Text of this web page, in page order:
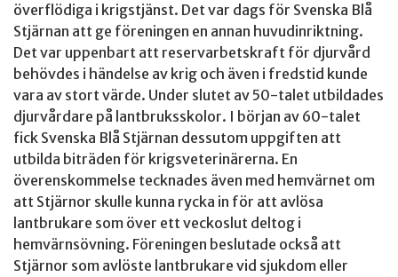
överflödiga i krigstjänst. Det var dags för Svenska Blå
Stjärnan att ge föreningen en annan huvudinriktning.
Det var uppenbart att reservarbetskraft för djurvård
behövdes i händelse av krig och även i fredstid kunde
vara av stort värde. Under slutet av 50-talet utbildades
djurvårdare på lantbruksskolor. I början av 60-talet
fick Svenska Blå Stjärnan dessutom uppgiften att
utbilda biträden för krigsveterinärerna. En
överenskommelse tecknades även med hemvärnet om
att Stjärnor skulle kunna rycka in för att avlösa
lantbrukare som över ett veckoslut deltog i
hemvärnsövning. Föreningen beslutade också att
Stjärnor som avlöste lantbrukare vid sjukdom eller